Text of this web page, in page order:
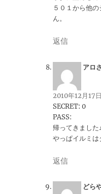
５０１から他
ん。
返信
アロ
2010年12月17
SECRET: 0
PASS:
帰ってきました
やっぱイルミは
返信
どら